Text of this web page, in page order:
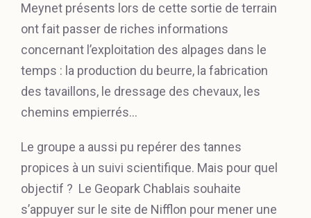
Meynet présents lors de cette sortie de terrain
ont fait passer de riches informations
concernant l’exploitation des alpages dans le
temps : la production du beurre, la fabrication
des tavaillons, le dressage des chevaux, les
chemins empierrés…
Le groupe a aussi pu repérer des tannes
propices à un suivi scientifique. Mais pour quel
objectif ? Le Geopark Chablais souhaite
s’appuyer sur le site de Nifflon pour mener une